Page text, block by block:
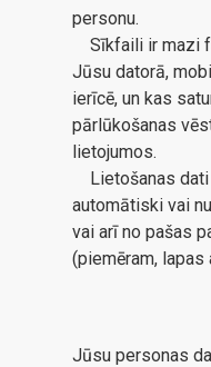
personu.
Sīkfaili ir mazi
Jūsu datorā,
ierīcē, un kas
pārlūkošanas
lietojumos.
Lietošanas dati
automātiski vai
vai arī no pašas
(piemēram, lapas
Jūsu personas